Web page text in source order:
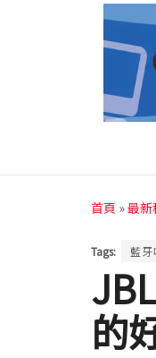
首頁 »最新
Tags: 藍牙
的